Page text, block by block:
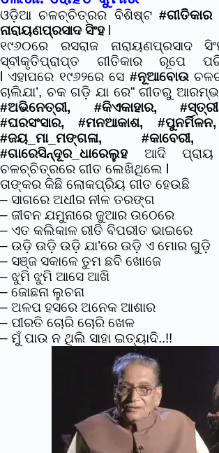
ଓଡ଼ିଆ ଚଳଚ୍ଚିତ୍ରର ବିଶିଷ୍ଟ #ଗୀତିକାର
ନାରାୟଣପ୍ରସାଦ ସିଂହ
୧୯୬୦ରେ ରସରାଜ ନାରାୟଣପ୍ରସାଦ
ସ୍ବୀକୃତିପ୍ରାପ୍ତ ଗୀତିକାର ରୂପେ
lଏହାପରେ ୧୯୬୨ରେ ସେ #ନୂଆବୋଉ
ଚାଲିଯା’, ଚକ ଗଡ଼ି ଯା ରେ” ଗୀତରୁ
#ଅଭିନେତ୍ରୀ, #କିଏକାହାର,#ସ୍ତ୍ରୀ
#ଘରସଂସାର,#ମନଆକାଶ, #ପୁନର୍ମିଳନ
#ଜୟ_ମା_ମଙ୍ଗଳା, #କାବେରୀ
#ଗାରେସିନ୍ଦୂର_ଧାରେଲୁହ ଆଦି ପ୍ରାୟ
ଚଳଚ୍ଚିତ୍ରରେ ଗୀତ ଲେଖିଥିଲେ l
ତାଙ୍କର କିଛି ଲୋକପ୍ରିୟ ଗୀତ ହେଉଛି
– ସାଗରେ ଅଧୀର ନୀଳ ତରଙ୍ଗ
– ଜୀବନ ଯମୁନାରେ ଜୁଆର ଉଠେରେ
– ଏତ କଲିକାଳ ରୀତି ବିପରୀତ ଭାଇରେ
– ଉଡ଼ି ଉଡ଼ି ଉଡ଼ି ଯା’ରେ ଉଡ଼ି ଏ ମୋର ଗୁଡ଼ି
– ସଞ୍ଜ ସକାଳେ ତୁମ ଛବି ଖୋଜେ
– ଝୁମି ଝୁମି ଆସେ ଆଖି
– ଜୋଛନା ଲୁଚନା
– ଅଳପ ହସରେ ଅନେକ ଆଶାର
– ପୀରତି ଚୋରି ଚୋରି ଖେଳ
– ମୁଁ ପାଉ ନ ଥିଲି ସାହା ଇତ୍ୟାଦି..!!